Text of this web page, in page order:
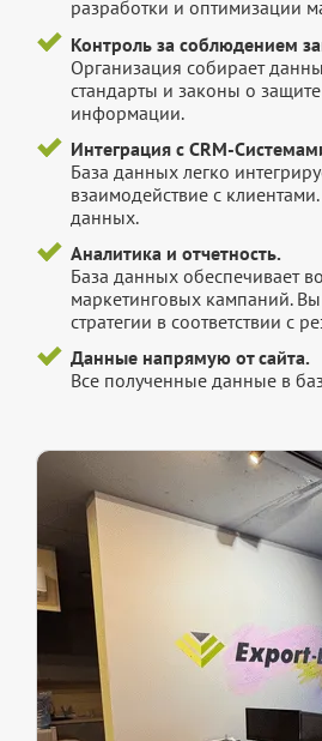
разработки и оптимизации
Контроль за соблюдением
Организация собирает
стандарты и законы о
информации.
Интеграция с CRM-
База данных легко
взаимодействие с
данных.
Аналитика и отчетность.
База данных обеспечивает
маркетинговых кампаний.
стратегии в соответствии с
Данные напрямую от сайта.
Все полученные данные в